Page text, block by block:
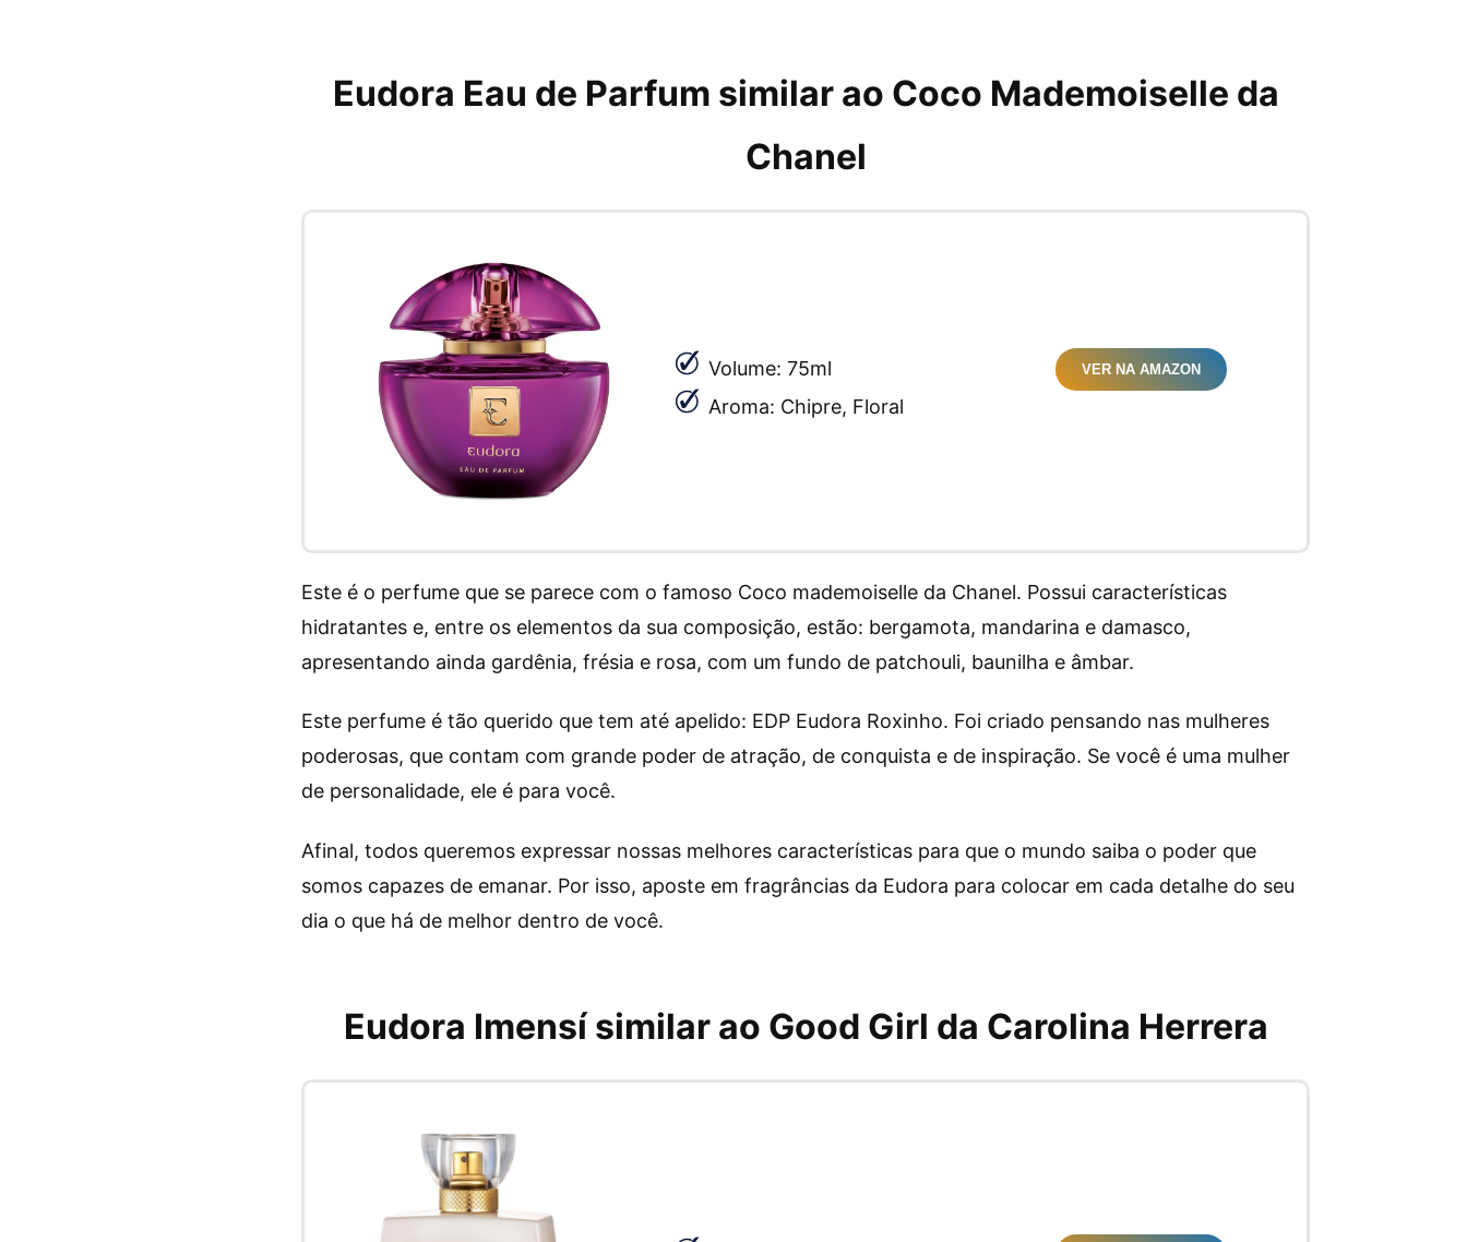
Eudora Eau de Parfum similar ao Coco Mademoiselle da
Chanel
Volume: 75ml
Aroma: Chipre, Floral
VER NA AMAZON
Este é o perfume que se parece com o famoso Coco mademoiselle da Chanel. Possui características
hidratantes e, entre os elementos da sua composição, estão: bergamota, mandarina e damasco,
apresentando ainda gardênia, frésia e rosa, com um fundo de patchouli, baunilha e âmbar.
Este perfume é tão querido que tem até apelido: EDP Eudora Roxinho. Foi criado pensando nas mulheres
poderosas, que contam com grande poder de atração, de conquista e de inspiração. Se você é uma mulher
de personalidade, ele é para você.
Afinal, todos queremos expressar nossas melhores características para que o mundo saiba o poder que
somos capazes de emanar. Por isso, aposte em fragrâncias da Eudora para colocar em cada detalhe do seu
dia o que há de melhor dentro de você.
Eudora Imensí similar ao Good Girl da Carolina Herrera